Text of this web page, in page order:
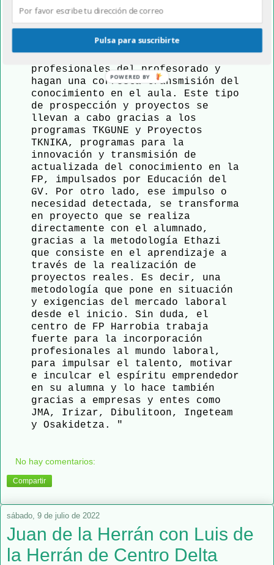
empresas, sus necesidades o sus
ganas de innovar, Harrobia coge el
impulso para, por un lado,
desarrollar proyectos que
profesionales del profesorado y
hagan una correcta transmisión del
conocimiento en el aula. Este tipo
de prospección y proyectos se
llevan a cabo gracias a los
programas TKGUNE y Proyectos
TKNIKA, programas para la
innovación y transmisión de
actualizada del conocimiento en la
FP, impulsados por Educación del
GV. Por otro lado, ese impulso o
necesidad detectada, se transforma
en proyecto que se realiza
directamente con el alumnado,
gracias a la metodología Ethazi
que consiste en el aprendizaje a
través de la realización de
proyectos reales. Es decir, una
metodología que pone en situación
y exigencias del mercado laboral
desde el inicio. Sin duda, el
centro de FP Harrobia trabaja
fuerte para la incorporación
profesionales al mundo laboral,
para impulsar el talento, motivar
e inculcar el espíritu emprendedor
en su alumna y lo hace también
gracias a empresas y entes como
JMA, Irizar, Dibulitoon, Ingeteam
y Osakidetza. "
No hay comentarios:
Compartir
sábado, 9 de julio de 2022
Juan de la Herrán con Luis de
la Herrán de Centro Delta
Pulsa para suscribirte